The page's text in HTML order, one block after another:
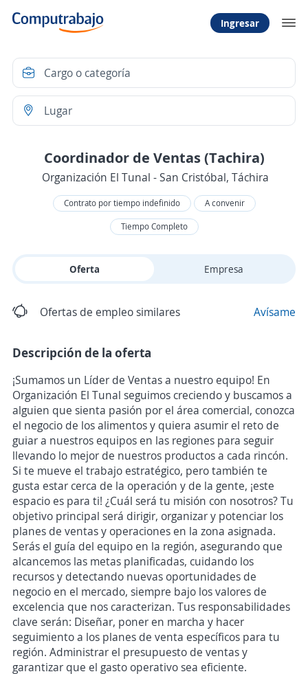
Ingresar
Coordinador de Ventas (Tachira)
Organización El Tunal - San Cristóbal, Táchira
Contrato por tiempo indefinido
A convenir
Tiempo Completo
Oferta Empresa
Ofertas de empleo similares Avísame
Descripción de la oferta
¡Sumamos un Líder de Ventas a nuestro equipo! En
Organización El Tunal seguimos creciendo y buscamos a
alguien que sienta pasión por el área comercial, conozca
el negocio de los alimentos y quiera asumir el reto de
guiar a nuestros equipos en las regiones para seguir
llevando lo mejor de nuestros productos a cada rincón.
Si te mueve el trabajo estratégico, pero también te
gusta estar cerca de la operación y de la gente, ¡este
espacio es para ti! ¿Cuál será tu misión con nosotros? Tu
objetivo principal será dirigir, organizar y potenciar los
planes de ventas y operaciones en la zona asignada.
Serás el guía del equipo en la región, asegurando que
alcancemos las metas planificadas, cuidando los
recursos y detectando nuevas oportunidades de
negocio en el mercado, siempre bajo los valores de
excelencia que nos caracterizan. Tus responsabilidades
clave serán: Diseñar, poner en marcha y hacer
seguimiento a los planes de venta específicos para tu
región. Administrar el presupuesto de ventas y
garantizar que el gasto operativo sea eficiente.